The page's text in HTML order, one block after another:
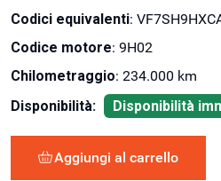
Codici equivalenti:
Codice motore: 9H02
Chilometraggio: 234.000 km
Disponibilità:
Disponibilità
Aggiungi al carrello